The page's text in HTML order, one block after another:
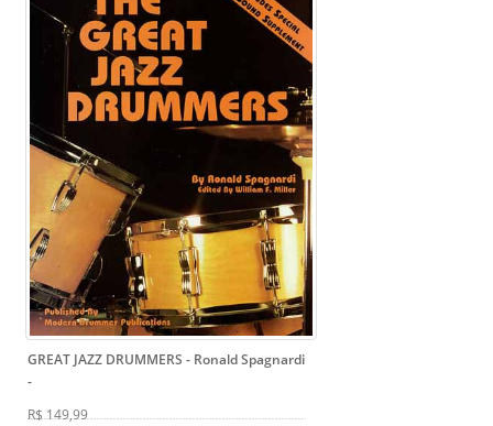
GREAT JAZZ DRUMMERS - Ronald Spagnardi
-
R$ 149,99